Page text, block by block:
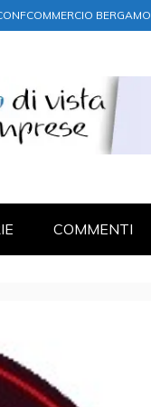
BERGAMO
COMMENTI